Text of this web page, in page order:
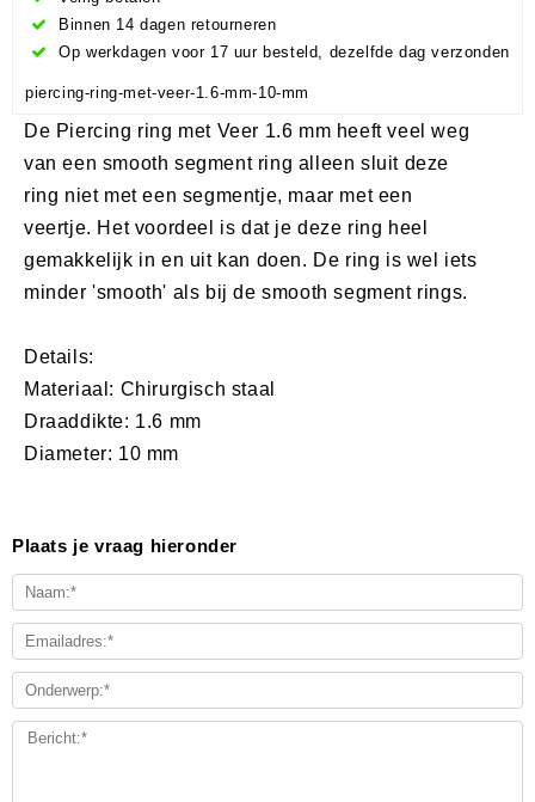
Binnen 14 dagen retourneren
Op werkdagen voor 17 uur besteld, dezelfde dag verzonden
piercing-ring-met-veer-1.6-mm-10-mm
De Piercing ring met Veer 1.6 mm heeft veel weg
van een smooth segment ring alleen sluit deze
ring niet met een segmentje, maar met een
veertje. Het voordeel is dat je deze ring heel
gemakkelijk in en uit kan doen. De ring is wel iets
minder 'smooth' als bij de smooth segment rings.
Details:
Materiaal: Chirurgisch staal
Draaddikte: 1.6 mm
Diameter: 10 mm
Plaats je vraag hieronder